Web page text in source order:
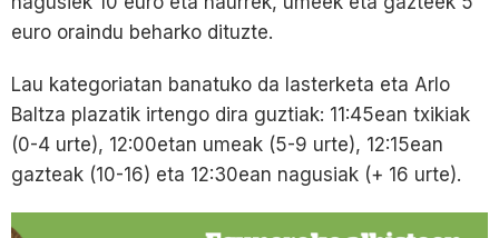
euro oraindu beharko dituzte.
Lau kategoriatan banatuko da lasterketa eta Arlo
Baltza plazatik irtengo dira guztiak: 11:45ean txikiak
(0-4 urte), 12:00etan umeak (5-9 urte), 12:15ean
gazteak (10-16) eta 12:30ean nagusiak (+ 16 urte).